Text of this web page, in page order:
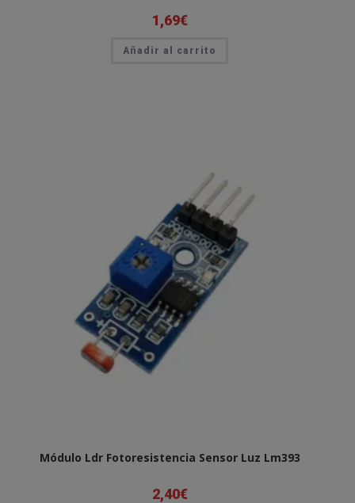
1,69€
Añadir al carrito
Módulo Ldr Fotoresistencia Sensor Luz Lm393
2,40€